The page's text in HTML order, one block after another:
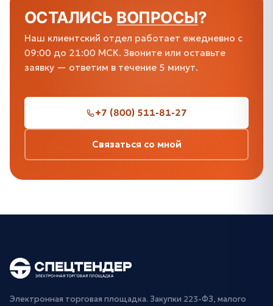
ОСТАЛИСЬ ВОПРОСЫ?
Наш клиентский отдел работает ежедневно с
09:00 до 21:00 МСК. Звоните или оставьте
заявку — ответим в течение 5 минут.
+7 (800) 511-81-27
Связаться со мной
Электронная торговая площадка. Закупки 223-ФЗ, малого